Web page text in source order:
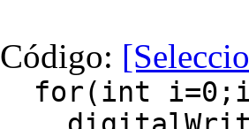
Código:
for(int